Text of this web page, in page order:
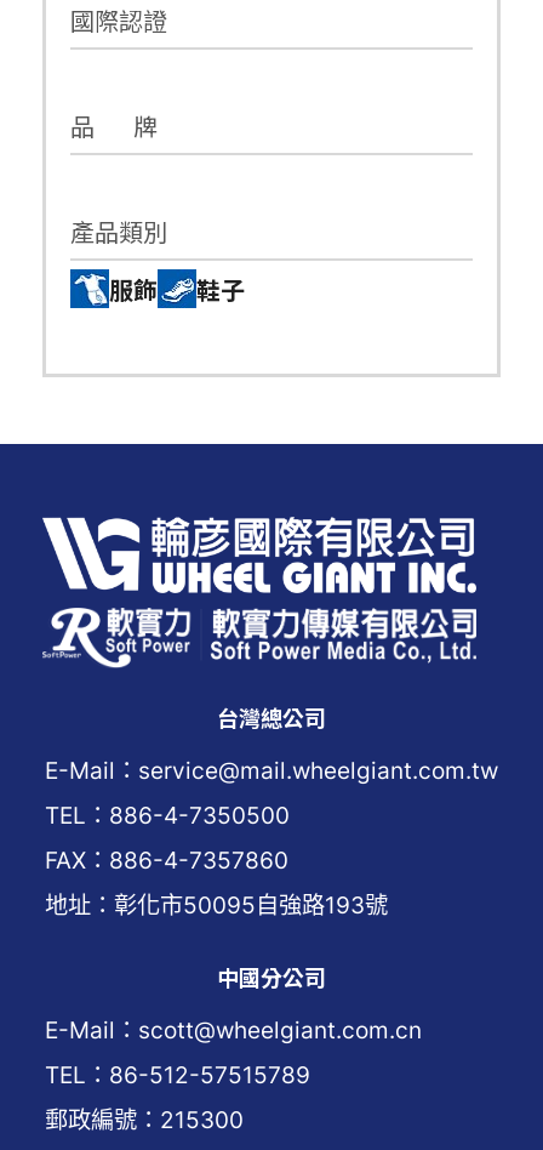
國際認證
品 牌
產品類別
服飾
鞋子
台灣總公司
E-Mail：service@mail.wheelgiant.com.tw
TEL：886-4-7350500
FAX：886-4-7357860
地址：彰化市50095自強路193號
中國分公司
E-Mail：scott@wheelgiant.com.cn
TEL：86-512-57515789
郵政編號：215300